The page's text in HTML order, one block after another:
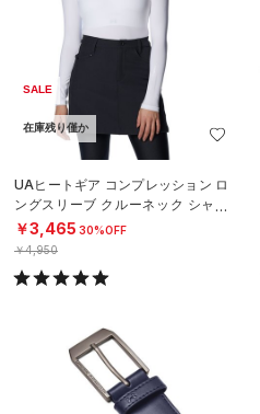
SALE
在庫残り僅か
UAヒートギア コンプレッション ロ
ングスリーブ クルーネック シャツ
（ゴルフ/WOMEN）
￥3,465 30%OFF
￥4,950